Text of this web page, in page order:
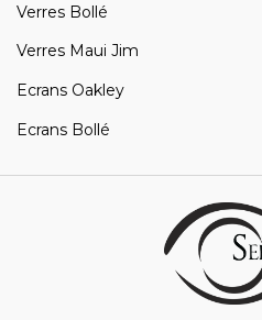
Verres Bollé
Verres Maui Jim
Ecrans Oakley
Ecrans Bollé